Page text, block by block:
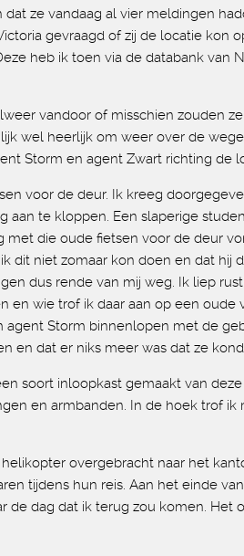
ze vandaag al vier meldingen
gevraagd of zij de locatie kon
heb ik toen via de databank van
vandoor of misschien zouden
wel heerlijk om weer over de
Storm en agent Zwart richting de
voor de deur. Ik kreeg
aan te kloppen. Een slaperige
die oude fietsen voor de deur
dit niet zomaar kon doen en dat hij
dus rende van mij weg. Ik liep
en wie trof ik daar aan op een oude
agent Storm binnenlopen met de
en dat er niks meer was dat ze
soort inloopkast gemaakt van
en armbanden. In de hoek trof ik
overgebracht naar het
tijdens hun reis. Aan het einde
de dag dat ik terug zou komen. Het